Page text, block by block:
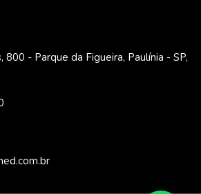
800 - Parque da Figueira, Paulínia - SP,